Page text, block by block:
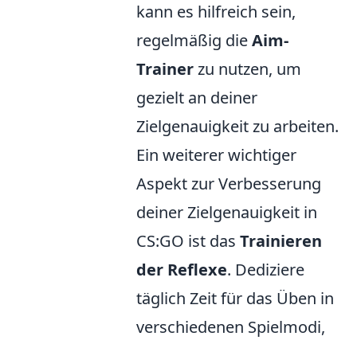
kann es hilfreich sein,
regelmäßig dieAim-
Trainerzu nutzen, um
gezielt an deiner
Zielgenauigkeit zu arbeiten.
Ein weiterer wichtiger
Aspekt zur Verbesserung
deiner Zielgenauigkeit in
CS:GO ist das Trainieren
der Reflexe. Dediziere
täglich Zeit für das Üben in
verschiedenen Spielmodi,